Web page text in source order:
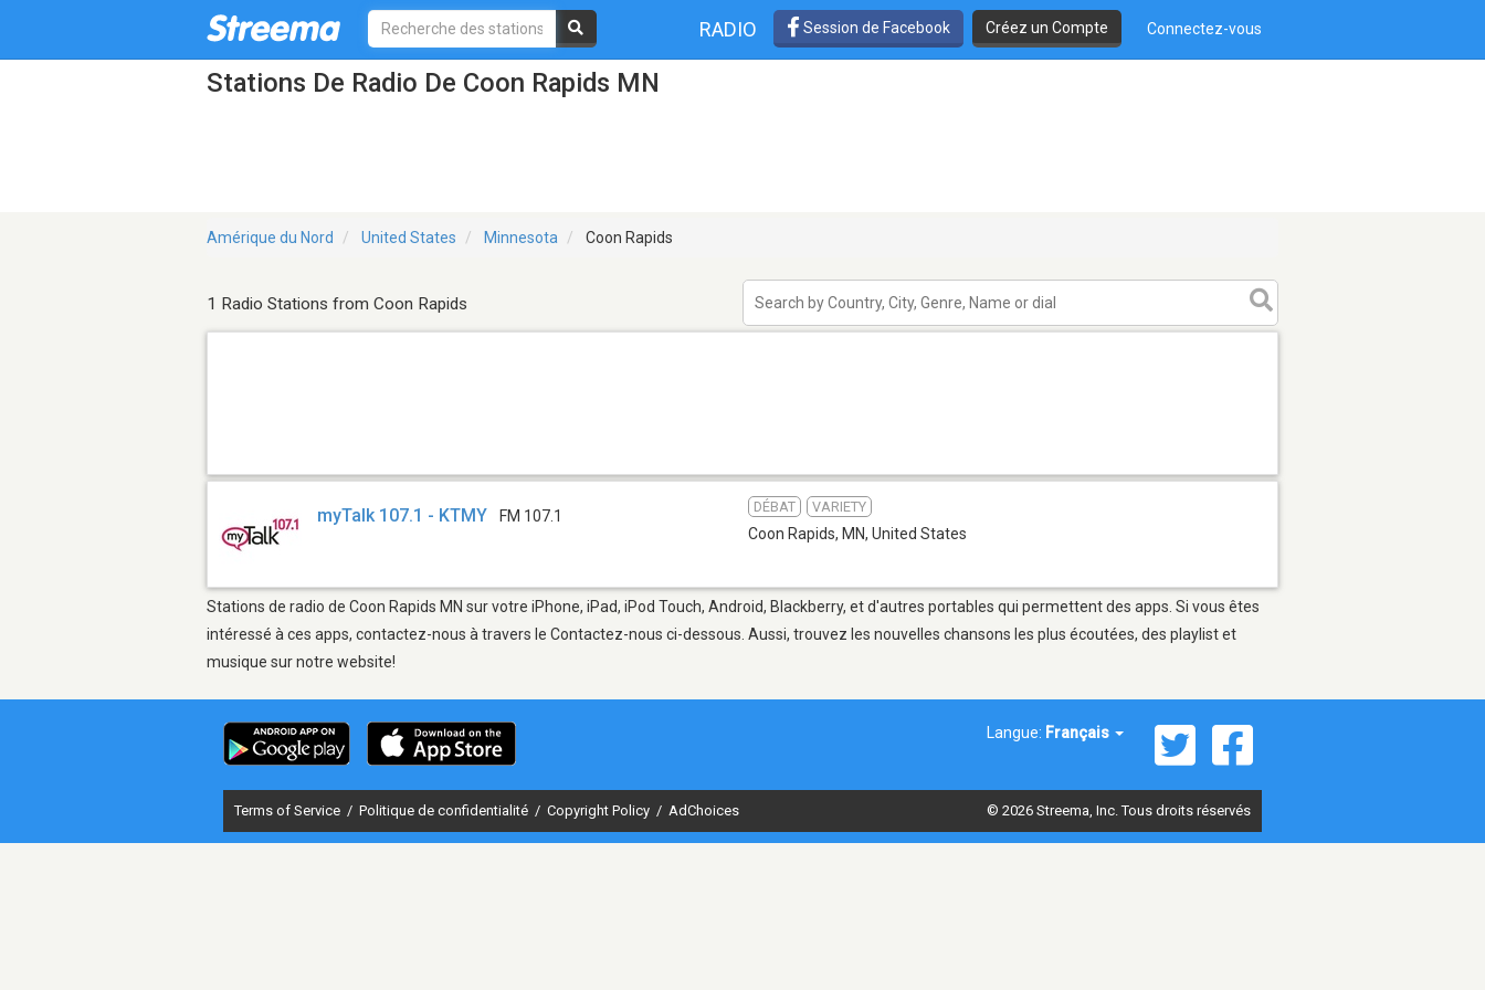
RADIO Session de Facebook Créez un Compte Connectez-vous
Stations De Radio De Coon Rapids MN
Amérique du Nord United States Minnesota Coon Rapids
1 Radio Stations from Coon Rapids
myTalk 107.1 - KTMY FM 107.1
DÉBAT VARIETY
Coon Rapids, MN, United States
Stations de radio de Coon Rapids MN sur votre iPhone, iPad, iPod Touch, Android, Blackberry, et d'autres portables qui permettent des apps. Si vous êtes
intéressé à ces apps, contactez-nous à travers le Contactez-nous ci-dessous. Aussi, trouvez les nouvelles chansons les plus écoutées, des playlist et
musique sur notre website!
Langue: Français
Terms of Service / Politique de confidentialité / Copyright Policy / AdChoices © 2026 Streema, Inc. Tous droits réservés